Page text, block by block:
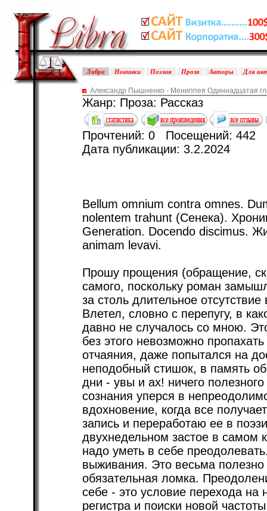
Либра Новинки Поэзия Проза Авторы Для
Александр Пышненко - Мениппея Одиннадцатая
Жанр: Проза: Рассказ
Прочтений: 0 Посещений: 442
Дата публикации: 3.2.2024
Bellum omnium contra omnes.
nolentem trahunt (Сенека).
Generation. Docendo discimus.
animam levavi.
Прошу прощения (обращение, скорее всего, касается только себя самого, поскольку роман замышлялся, как некое подобие дневника) за столь длительное отсутствие в плоскости развития сюжета. Влетел, словно с перепугу, в какой-то жестокий кризис, которого уже давно не случалось со мною. Это должно было когда-то произойти; без этого невозможно пропахать длинную дистанцию. С творческого отчаяния, даже попытался на досуге сотворить хотя бы какой, неподобный стишок, в память об этом, творческом провале, в эти дни - увы и ах! ничего полезного с этого замысла не вышло. Поток сознания уперся в непреодолимое препятствие. Придет вдохновение, когда все получается, тогда - возможно - я, выну эту запись и переработаю ее в поэзию. Останется память о двухнедельном застое в самом конце января 2024 года. Кризисы надо уметь в себе преодолевать. Это одно из творческих условий выживания. Это весьма полезно для работы. Происходит какая-то обязательная ломка. Преодоление творческого барьера в самом себе - это условие перехода на новый уровень созидания: смена регистра и поиски новой частоты. За это время: почистил “старые” главы. Так и заполняется жизнь. Раз я написал эту главу, то это значит: что я справился с этим вызовом. И, так! - (это так я подстегиваю себя) - я продолжаю свое повествование призывом к дальнейшему исследованию своего творческого процесса. Я уже говорил, в самом начале своей Мениппеи, что создаю ее исключительно для себя. Остальные могут подтягиваться сюда в исключительной роли наблюдателей со стороны. Без комментариев и без затаенной обиды за то, что я не даю повода высказывать здесь свое мнение. Я был бы рад позволить это делать, если бы это не разрушало гармонию. Это как заниматься сексом в людном месте - задолбят советчики. Так и в творчестве! Во второй главе, я уже высказывался на эту тему, так что не буду повторяться более подробно. Итак - продолжим, прерванный, внутренний монолог. Украинская независимость все эти годы развивалась по какой-то приземленной спирали, словно находясь под спудом российского, имперского гнета, в виде огромного количества завербованных агентов влияния (сексотов). Что вызвано - в первую очередь - очень длительным периодом колониального хозяйствования россиян на украинской территории. Они генерировали и контролировали все социальные и исторические процессы; вживляли в общественный организм свою агентуру на протяжении длительного пребывания. Даже получив независимость в 1991 году, Украина, бессмысленно, вынуждена была повторять след в след за Россией, шаги, как в экономике, так и в социальной сфере. Все процессы происходили, почти что, синхронно на этих территориях. В одном абзаце об этом, можно говорить и о культуре. Эта сфера в Украине была просто некоторым приложением к российской, имперской парадигме. Ей отводилось строго определенное место, в рамках которого ей предстояло бороться с самими собой; вытравливать из себя украинскую идентичность. За этим неусыпно следила агентура КГБ и ФСБ/СБУ(филиал). Одни и те же “заслуженные” персонажи в украинской литературе, сто раз перепроверенные в схватках под ковром, продолжали обслуживать эпический образ "хохла" - недалекого, туповатого, рагулистого обывателя. Убившие доносами и доверительными беседами с кураторам не одного Стуса. Они сами их порождали, этих диссидентов, чтоб было с кем воевать. Для чего это делалось? Во-первых - это их постылая работа, за которую они исправно получали свои награды и оклады; во-вторых - это определенный уровень их гебешного мастерства; в третьих - они выполняли свою, охранительную роль в литературе не пропуская туда свободных людей. На них ориентировались ретрограды в вузах, помогая им справиться с угрозами новой украинизации Украины. Продолжали заниматься в новой жизни, тем, на что были настроены еще при Советском Союзе. Вся эта шароварщина когда-то была очень популярна при Советском Союзе. На ней воспиталось не одно поколение: иванов не помнящих родства. Человек должен всегда приспосабливаться к жизни в социуме. Меня, вот, регулярно банят на еврейском Феесбуке (какой-то болезненный способ влияния на мое присутствие?), к которому привязана вся интернетовская деятельность. Вначале: ярлык “антисемит”, а потом все происходит, как по маслу. Сидит, такая себе, літературознавиця (это они, сексоты, такие феминитивы придумывают?), и банит за каждое эмоциональное слово, даже не “жид”. Я это слово, стараюсь, не употреблять. Даже когда очень хочется - читая некоторые материалы, где оно само по себе напрашивается влезть в творческую материю. К примеру: недавно какого-то литературного ж...а, в Москве, машиной на дорожном переходе сбили, - что сразу же вызвало кучу всевозможных материалов на тему политической борьбы с тоталитарным режимом в России. На “Свободе”, и на “Каспарове”, подняли целую цунами. Не гения, конечно, как уверяли меня авторы, как